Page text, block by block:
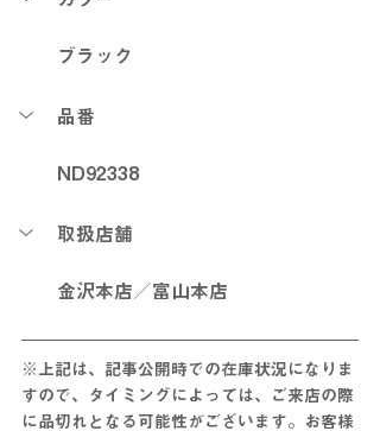
ブラック
品番
ND92338
取扱店舗
金沢本店／富山本店
※上記は、記事公開時での在庫状況になりま
すので、タイミングによっては、ご来店の際
に品切れとなる可能性がございます。お客様